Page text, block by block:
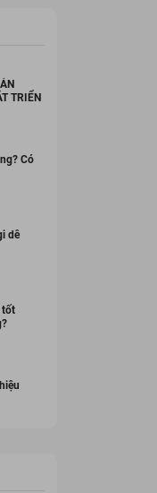
TRIỂN
Có
dễ
tốt